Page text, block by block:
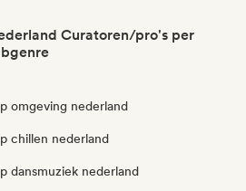
Curatoren/pro's per
omgeving nederland
chillen nederland
dansmuziek nederland